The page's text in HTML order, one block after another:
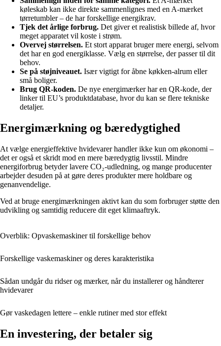
køleskab kan ikke direkte sammenlignes med en A-mærket
tørretumbler – de har forskellige energikrav.
Tjek det årlige forbrug. Det giver et realistisk billede af, hvor
meget apparatet vil koste i strøm.
Overvej størrelsen. Et stort apparat bruger mere energi, selvom
det har en god energiklasse. Vælg en størrelse, der passer til dit
behov.
Se på støjniveauet. Især vigtigt for åbne køkken-alrum eller
små boliger.
Brug QR-koden. De nye energimærker har en QR-kode, der
linker til EU’s produktdatabase, hvor du kan se flere tekniske
detaljer.
Energimærkning og bæredygtighed
At vælge energieffektive hvidevarer handler ikke kun om økonomi –
det er også et skridt mod en mere bæredygtig livsstil. Mindre
energiforbrug betyder lavere CO₂-udledning, og mange producenter
arbejder desuden på at gøre deres produkter mere holdbare og
genanvendelige.
Ved at bruge energimærkningen aktivt kan du som forbruger støtte den
udvikling og samtidig reducere dit eget klimaaftryk.
Overblik: Opvaskemaskiner til forskellige behov
Forskellige vaskemaskiner og deres karakteristika
Sådan undgår du ridser og mærker, når du installerer og håndterer
hvidevarer
Gør vaskedagen lettere – enkle rutiner med stor effekt
En investering, der betaler sig